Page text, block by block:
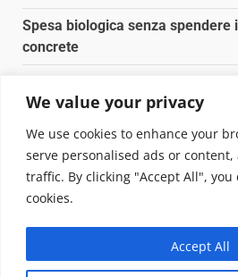
We value your privacy
We use cookies to enhance your
serve personalised ads or
traffic. By clicking "Accept All",
cookies.
Accept All
Spesa biologica senza spendere
concrete
Pulizia naturale della casa: 3
sostituiscono 10 prodotti chimici
Copyright © 2025 Biopianeta.it
Questo blog non è una testata
viene aggiornato senza